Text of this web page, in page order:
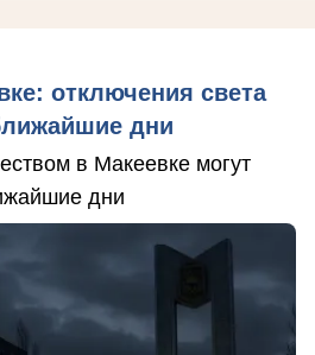
отключения света
дни
в Макеевке могут
дни